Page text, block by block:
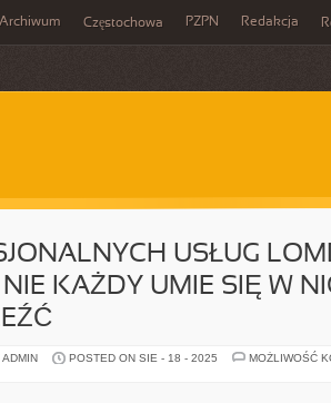
Archiwum Częstochowa PZPN Redakcja
USŁUG
NIE KAŻDY UMIE SIĘ W
POSTED ON SIE - 18 - 2025
MOŻLIWOŚĆ